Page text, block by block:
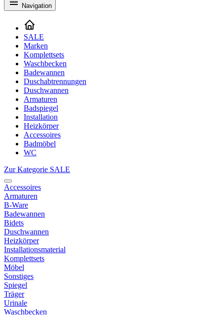
Navigation
SALE
Marken
Komplettsets
Waschbecken
Badewannen
Duschabtrennungen
Duschwannen
Armaturen
Badspiegel
Installation
Heizkörper
Accessoires
Badmöbel
WC
Zur Kategorie SALE
Accessoires
Armaturen
B-Ware
Badewannen
Bidets
Duschwannen
Heizkörper
Installationsmaterial
Komplettsets
Möbel
Sonstiges
Spiegel
Träger
Urinale
Waschbecken